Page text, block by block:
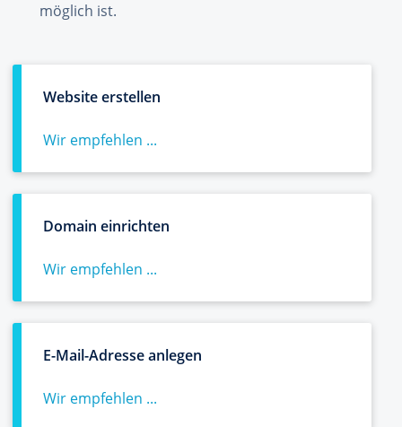
möglich ist.
Website erstellen
Wir empfehlen ...
Domain einrichten
Wir empfehlen ...
E-Mail-Adresse anlegen
Wir empfehlen ...